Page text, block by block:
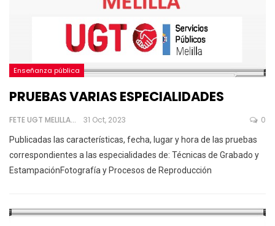
Enseñanza pública
PRUEBAS VARIAS ESPECIALIDADES
FETE UGT MELILLA 31 Oct, 2023 0
Publicadas las características, fecha, lugar y hora de las pruebas
correspondientes a las especialidades de: Técnicas de Grabado y
EstampaciónFotografía y Procesos de Reproducción